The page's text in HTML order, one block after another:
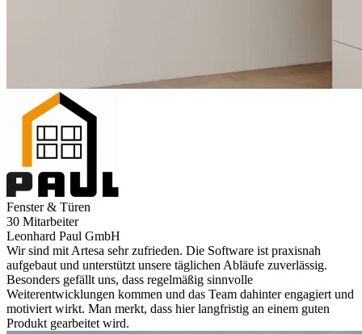
Fenster & Türen
30 Mitarbeiter
Leonhard Paul GmbH
Wir sind mit Artesa sehr zufrieden. Die Software ist praxisnah
aufgebaut und unterstützt unsere täglichen Abläufe zuverlässig.
Besonders gefällt uns, dass regelmäßig sinnvolle
Weiterentwicklungen kommen und das Team dahinter engagiert und
motiviert wirkt. Man merkt, dass hier langfristig an einem guten
Produkt gearbeitet wird.